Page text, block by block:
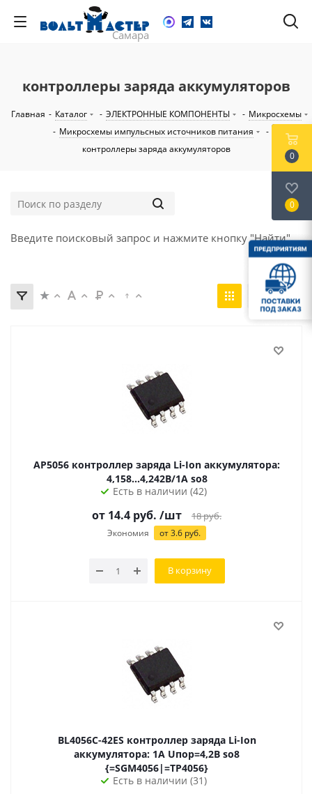
контроллеры заряда аккумуляторов
Главная - Каталог - ЭЛЕКТРОННЫЕ КОМПОНЕНТЫ - Микросхемы
- Микросхемы импульсных источников питания
-
контроллеры заряда аккумуляторов
Введите поисковый запрос и нажмите кнопку "Найти".
AP5056 контроллер заряда Li-Ion аккумулятора:
4,158...4,242В/1А so8
Есть в наличии (42)
от 14.4 руб. /шт 18руб.
Экономия от 3.6 руб.
В корзину
BL4056C-42ES контроллер заряда Li-Ion
аккумулятора: 1А Uпор=4,2В so8
{=SGM4056|=TP4056}
Есть в наличии (31)
0
0